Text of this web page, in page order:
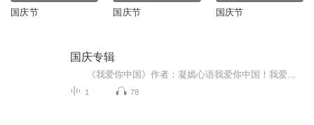
国庆节 国庆节 国庆节
国庆专辑
1 78